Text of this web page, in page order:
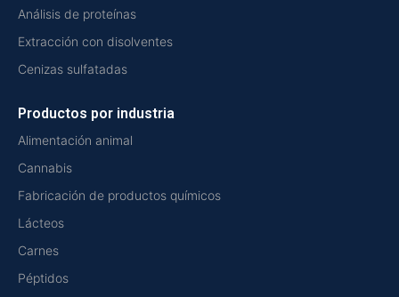
Análisis de proteínas
Extracción con disolventes
Cenizas sulfatadas
Productos por industria
Alimentación animal
Cannabis
Fabricación de productos químicos
Lácteos
Carnes
Péptidos